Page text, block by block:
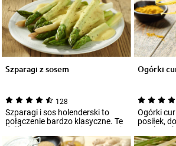
Szparagi z sosem
128
Szparagi i sos holenderski to
połączenie bardzo klasyczne. Te
delikatne warzywa nie wymagają
wiel...
Ogórki
Ogórki
posiłek,
smaku.